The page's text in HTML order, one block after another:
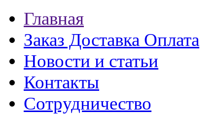
Главная
Заказ Доставка Оплата
Новости и статьи
Контакты
Сотрудничество